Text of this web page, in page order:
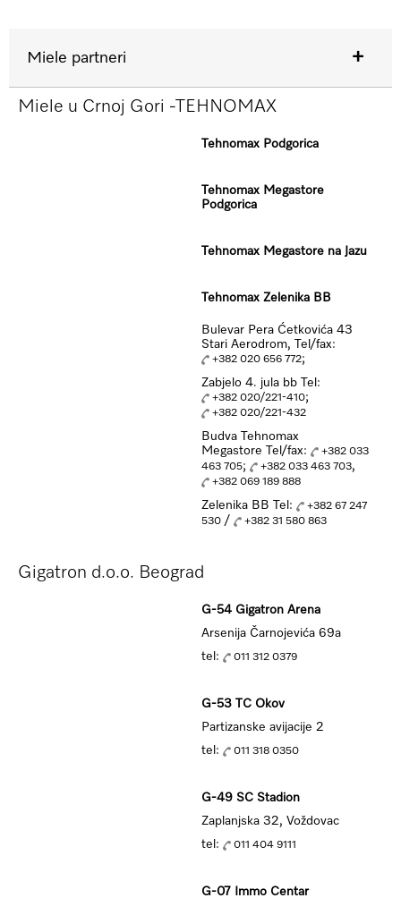
Miele partneri
Miele u Crnoj Gori -TEHNOMAX
Tehnomax Podgorica
Tehnomax Megastore
Podgorica
Tehnomax Megastore na Jazu
Tehnomax Zelenika BB
Bulevar Pera Ćetkovića 43
Stari Aerodrom, Tel/fax:
+382 020 656 772;
Zabjelo 4. jula bb Tel:
+382 020/221-410;
+382 020/221-432
Budva Tehnomax
Megastore Tel/fax:
+382 033
463 705; +382 033 463 703,
+382 069 189 888
Zelenika BB Tel:
+382 67 247
530 / +382 31 580 863
Gigatron d.o.o. Beograd
G-54 Gigatron Arena
Arsenija Čarnojevića 69a
tel:
011 312 0379
G-53 TC Okov
Partizanske avijacije 2
tel:
011 318 0350
G-49 SC Stadion
Zaplanjska 32, Voždovac
tel:
011 404 9111
G-07 Immo Centar